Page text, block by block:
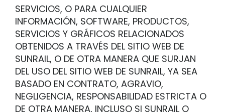
SERVICIOS, O PARA CUALQUIER
INFORMACIÓN, SOFTWARE, PRODUCTOS,
SERVICIOS Y GRÁFICOS RELACIONADOS
OBTENIDOS A TRAVÉS DEL SITIO WEB DE
SUNRAIL, O DE OTRA MANERA QUE SURJAN
DEL USO DEL SITIO WEB DE SUNRAIL, YA SEA
BASADO EN CONTRATO, AGRAVIO,
NEGLIGENCIA, RESPONSABILIDAD ESTRICTA O
DE OTRA MANERA, INCLUSO SI SUNRAIL O